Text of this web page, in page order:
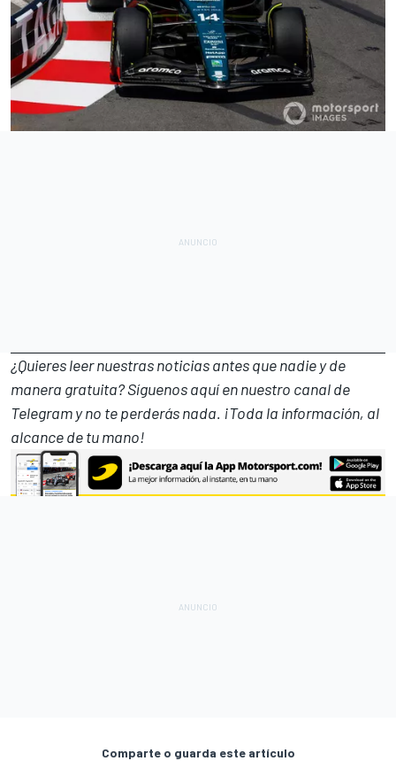
¿Quieres leer nuestras noticias antes que nadie y de
manera gratuita? Síguenosaquí en nuestro canal de
Telegramy no te perderás nada. ¡Toda la información, al
alcance de tu mano!
Comparte o guarda este artículo